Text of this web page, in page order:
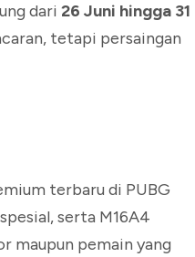
dari 26 Juni hingga 31
tetapi persaingan
terbaru di PUBG
serta M16A4
maupun pemain yang